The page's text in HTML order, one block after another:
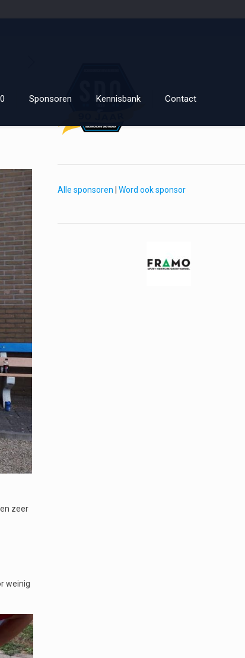
Sponsoren Kennisbank Contact
zeer
weinig
Alle sponsoren Word ook sponsor